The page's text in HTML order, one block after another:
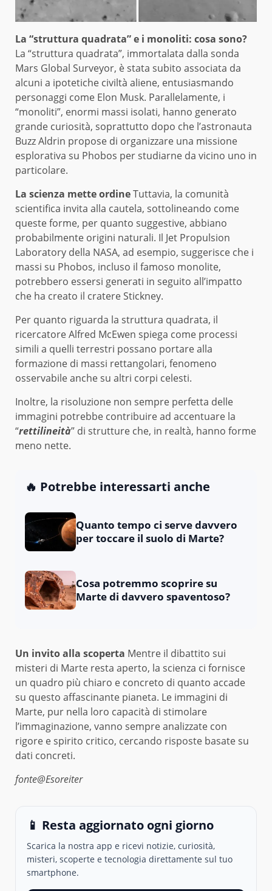
La “struttura quadrata” e i monoliti: cosa sono?
La “struttura quadrata”, immortalata dalla sonda
Mars Global Surveyor, è stata subito associata da
alcuni a ipotetiche civiltà aliene, entusiasmando
personaggi come Elon Musk. Parallelamente, i
“monoliti”, enormi massi isolati, hanno generato
grande curiosità, soprattutto dopo che l’astronauta
Buzz Aldrin propose di organizzare una missione
esplorativa su Phobos per studiarne da vicino uno in
particolare.
La scienza mette ordineTuttavia, la comunità
scientifica invita alla cautela, sottolineando come
queste forme, per quanto suggestive, abbiano
probabilmente origini naturali. Il Jet Propulsion
Laboratory della NASA, ad esempio, suggerisce che i
massi su Phobos, incluso il famoso monolite,
potrebbero essersi generati in seguito all’impatto
che ha creato il cratere Stickney.
Per quanto riguarda la struttura quadrata, il
ricercatore Alfred McEwen spiega come processi
simili a quelli terrestri possano portare alla
formazione di massi rettangolari, fenomeno
osservabile anche su altri corpi celesti.
Inoltre, la risoluzione non sempre perfetta delle
immagini potrebbe contribuire ad accentuare la
“rettilineità” di strutture che, in realtà, hanno forme
meno nette.
🔥 Potrebbe interessarti anche
Quanto tempo ci serve davvero
per toccare il suolo di Marte?
Cosa potremmo scoprire su
Marte di davvero spaventoso?
Un invito alla scoperta Mentre il dibattito sui
misteri di Marte resta aperto, la scienza ci fornisce
un quadro più chiaro e concreto di quanto accade
su questo affascinante pianeta. Le immagini di
Marte, pur nella loro capacità di stimolare
l’immaginazione, vanno sempre analizzate con
rigore e spirito critico, cercando risposte basate su
dati concreti.
fonte@Esoreiter
📱 Resta aggiornato ogni giorno
Scarica la nostra app e ricevi notizie, curiosità,
misteri, scoperte e tecnologia direttamente sul tuo
smartphone.